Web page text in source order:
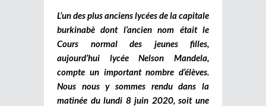
L’un des plus anciens lycées de la capitale
burkinabè dont l’ancien nom était le
Cours normal des jeunes filles,
aujourd’hui lycée Nelson Mandela,
compte un important nombre d’élèves.
Nous nous y sommes rendu dans la
matinée du lundi 8 juin 2020, soit une